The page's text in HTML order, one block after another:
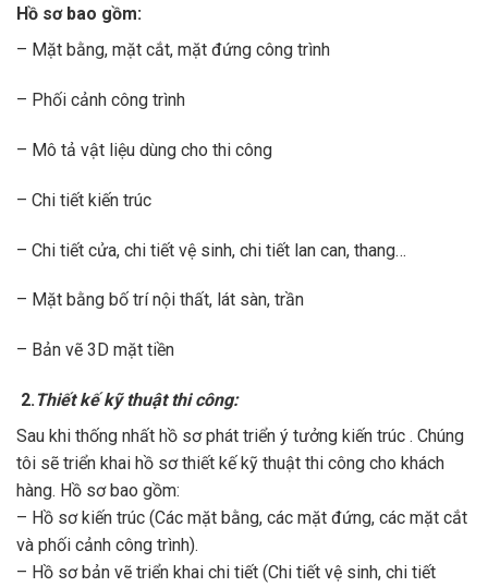
Hồ sơ bao gồm:
– Mặt bằng, mặt cắt, mặt đứng công trình
– Phối cảnh công trình
– Mô tả vật liệu dùng cho thi công
– Chi tiết kiến trúc
– Chi tiết cửa, chi tiết vệ sinh, chi tiết lan can, thang…
– Mặt bằng bố trí nội thất, lát sàn, trần
– Bản vẽ 3D mặt tiền
2.Thiết kế kỹ thuật thi công:
Sau khi thống nhất hồ sơ phát triển ý tưởng kiến trúc . Chúng
tôi sẽ triển khai hồ sơ thiết kế kỹ thuật thi công cho khách
hàng. Hồ sơ bao gồm:
– Hồ sơ kiến trúc (Các mặt bằng, các mặt đứng, các mặt cắt
và phối cảnh công trình).
– Hồ sơ bản vẽ triển khai chi tiết (Chi tiết vệ sinh, chi tiết